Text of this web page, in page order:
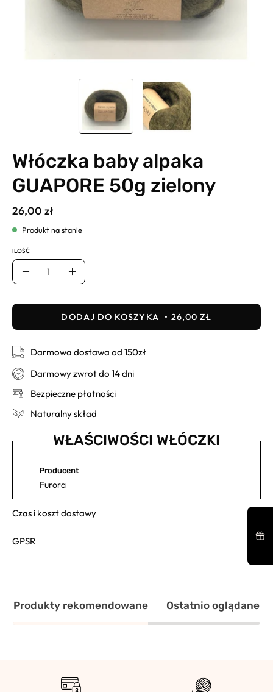
Włóczka baby alpaka
GUAPORE 50g zielony
26,00 zł
Produkt na stanie
ILOŚĆ
Ilość
Dodaj
DODAJ DO KOSZYKA 26,00 ZŁ
Darmowa dostawa od 150zł
Darmowy zwrot do 14 dni
Bezpieczne płatności
Naturalny skład
WŁAŚCIWOŚCI WŁÓCZKI
Producent
Furora
Czas i koszt dostawy
GPSR
Produkty rekomendowane Ostatnio oglądane